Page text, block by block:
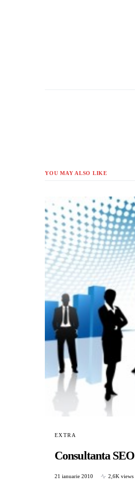
YOU MAY ALSO LIKE
EXTRA
Consultanta SEO
21 ianuarie 2010 2,6K views